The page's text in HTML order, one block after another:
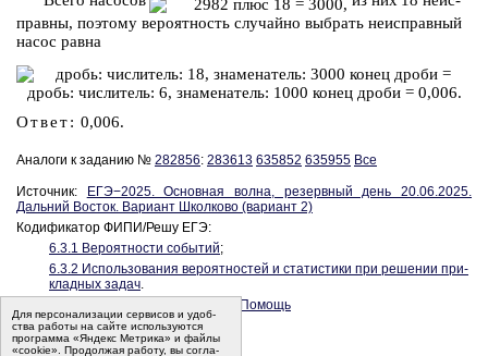
прав­ны, по­это­му ве­ро­ят­ность слу­чай­но вы­брать не­ис­прав­ный
насос равна
Ответ: 0,006.
Аналоги к заданию № 282856: 283613 635852 635955 Все
Источник:
ЕГЭ−2025. Ос­нов­ная волна, ре­зерв­ный день 20.06.2025.
Даль­ний Во­сток. Ва­ри­ант Школ­ко­во (ва­ри­ант 2)
Кодификатор ФИПИ/Решу ЕГЭ:
6.3.1 Ве­ро­ят­но­сти со­бы­тий;
6.3.2 Ис­поль­зо­ва­ния ве­ро­ят­но­стей и ста­ти­сти­ки при ре­ше­нии при­
клад­ных задач.
Помощь
Для пер­со­на­ли­за­ции сер­ви­сов и удоб­
ства ра­бо­ты на сайте ис­поль­зу­ют­ся
программа «Яндекс Метрика» и файлы
«cookie». Про­дол­жая ра­бо­ту, вы со­гла­